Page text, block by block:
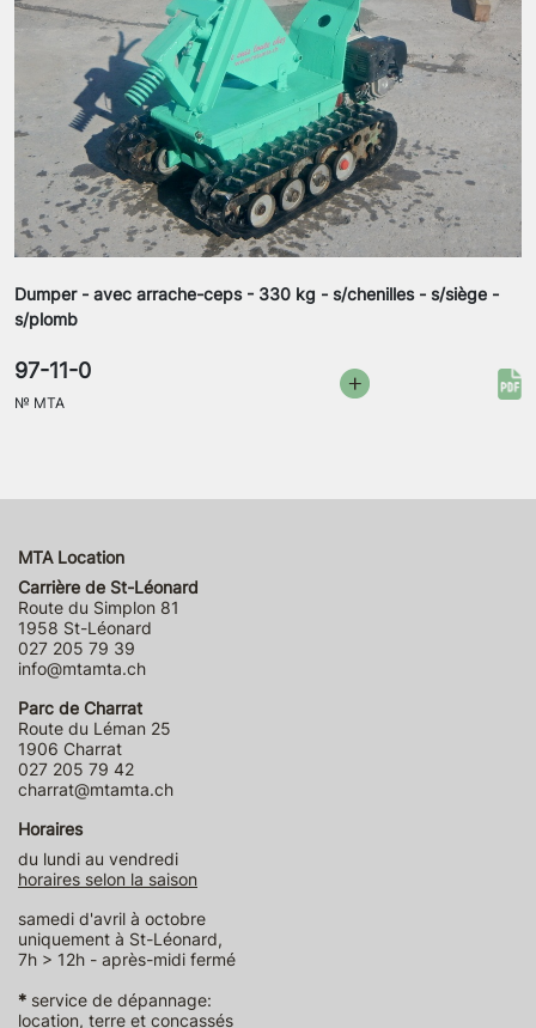
Dumper - avec arrache-ceps - 330 kg - s/chenilles - s/siège -
s/plomb
97-11-0
№ MTA
MTA Location
Carrière de St-Léonard
Route du Simplon 81
1958 St-Léonard
027 205 79 39
info@mtamta.ch
Parc de Charrat
Route du Léman 25
1906 Charrat
027 205 79 42
charrat@mtamta.ch
Horaires
du lundi au vendredi
horaires selon la saison
samedi d'avril à octobre
uniquement à St-Léonard,
7h > 12h - après-midi fermé
* service de dépannage:
location, terre et concassés